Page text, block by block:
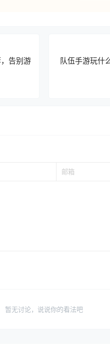
告别游
队伍手游玩什
暂无讨论，说说你的看法吧